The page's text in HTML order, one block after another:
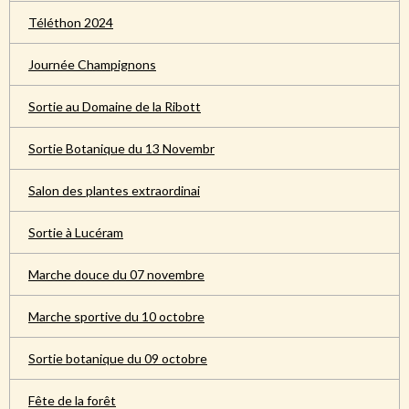
Téléthon 2024
Journée Champignons
Sortie au Domaine de la Ribott
Sortie Botanique du 13 Novembr
Salon des plantes extraordinai
Sortie à Lucéram
Marche douce du 07 novembre
Marche sportive du 10 octobre
Sortie botanique du 09 octobre
Fête de la forêt